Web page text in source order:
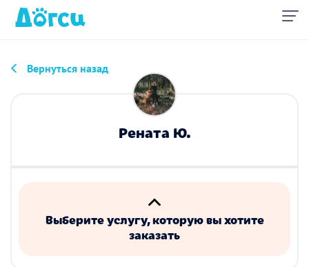
Вернуться назад
Рената Ю.
Выберите услугу, которую вы хотите
заказать